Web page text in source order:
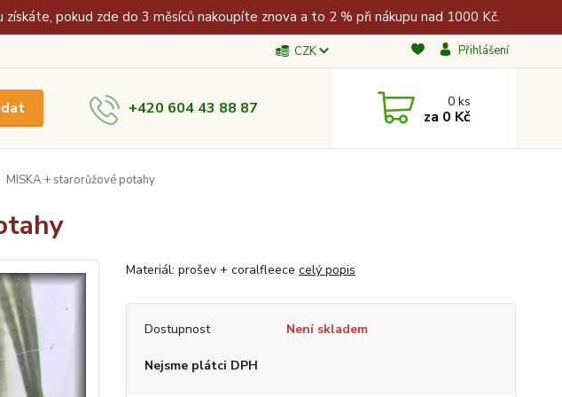
pokud zde do 3 měsíců nakoupíte znova a to 2 % při nákupu nad 1000 Kč.
CZK Přihlášení
+420 604 43 88 87 0ks
za 0 Kč
MISKA + starorůžové potahy
Materiál: prošev + coralfleece celý popis
Dostupnost Není skladem
Nejsme plátci DPH